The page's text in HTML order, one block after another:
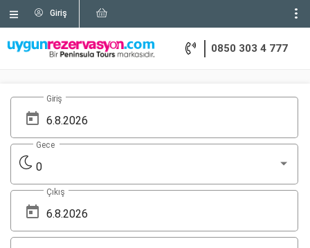
Giriş
0850 303 4 777
Giriş
0
Gece
Çıkış